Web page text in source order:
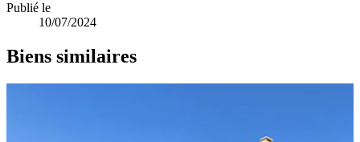
Publié le
10/07/2024
Biens similaires